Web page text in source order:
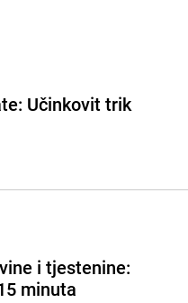
Učinkovit trik
i tjestenine:
minuta